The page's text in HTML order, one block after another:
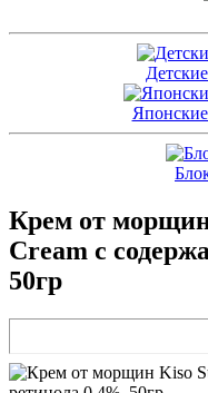
Крем от
Cream с
50гр